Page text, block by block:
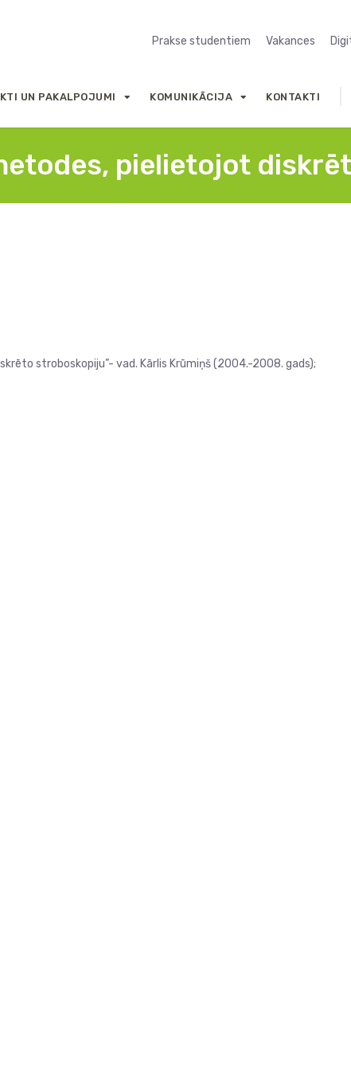
Prakse studentiem Vakances
UN PAKALPOJUMI KOMUNIKĀCIJA KONTAKTI
pielietojot
stroboskopiju”- vad. Kārlis Krūmiņš (2004.-2008. gads);